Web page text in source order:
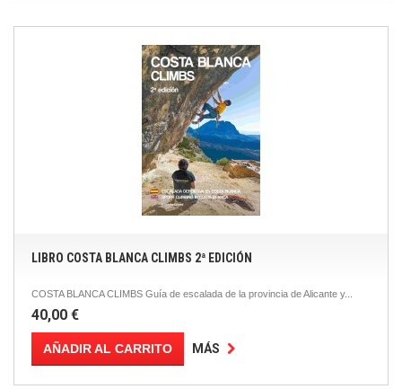
LIBRO COSTA BLANCA CLIMBS 2ª EDICIÓN
COSTA BLANCA CLIMBS Guía de escalada de la provincia de Alicante y...
40,00 €
AÑADIR AL CARRITO MÁS